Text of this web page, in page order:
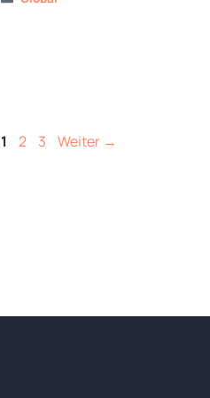
Seite
1 Seite
2 Seite
3 Weiter →